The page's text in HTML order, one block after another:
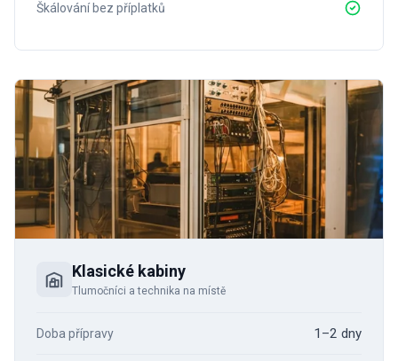
Škálování bez příplatků
Klasické kabiny
Tlumočníci a technika na místě
Doba přípravy 1–2 dny